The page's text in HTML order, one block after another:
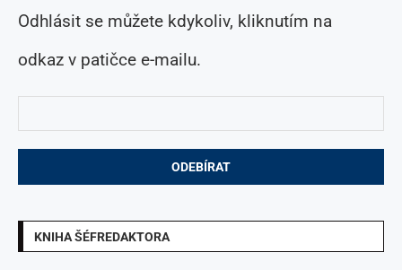
Odhlásit se můžete kdykoliv, kliknutím na
odkaz v patičce e-mailu.
KNIHA ŠÉFREDAKTORA